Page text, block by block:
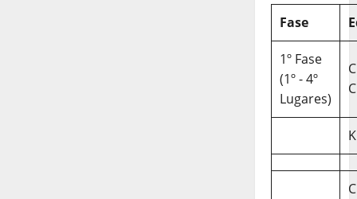
Fase
1º Fase
(1º - 4º
Lugares)
C